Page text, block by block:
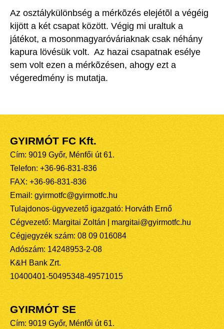
Az osztálykülönbség a mérkõzés elejétõl a végéig
kijött a két csapat között. Végig mi uraltuk a
játékot, a mosonmagyaróváriaknak csak néhány
kapura lövésük volt. Az hazai csapatnak esélye
sem volt ezen a mérkõzésen, ahogy ezt a
végeredmény is mutatja.
GYIRMÓT FC Kft.
Cím: 9019 Győr, Ménfői út 61.
Telefon: +36-96-831-836
FAX: +36-96-831-836
Email: gyirmotfc@gyirmotfc.hu
Tulajdonos-ügyvezető igazgató: Horváth Ernő
Cégvezető: Margitai Zoltán | margitai@gyirmotfc.hu
Cégjegyzék szám: 08 09 016084
Adószám: 14248953-2-08
K&H Bank Zrt.
10400401-50495348-49571015
GYIRMÓT SE
Cím: 9019 Győr, Ménfői út 61.